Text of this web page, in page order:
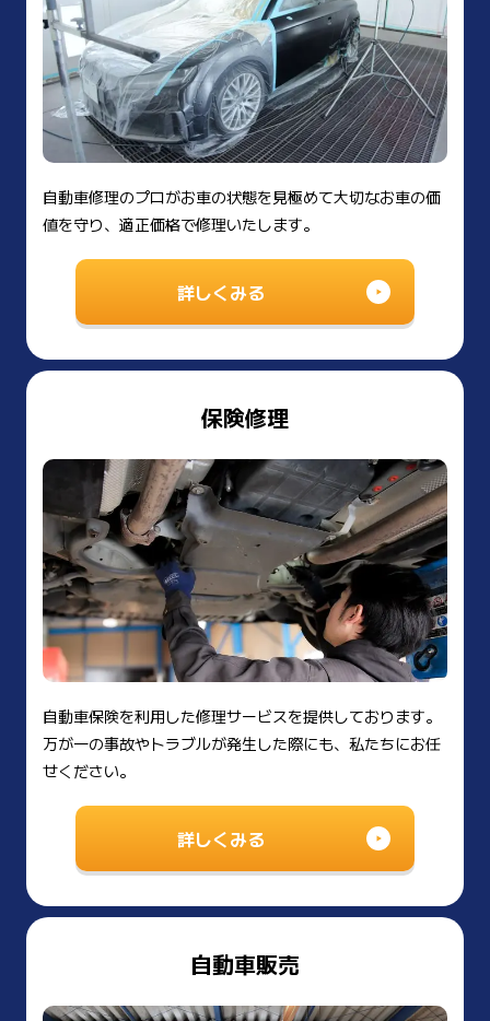
自動車修理のプロがお車の状態を見極めて大切なお車の価
値を守り、適正価格で修理いたします。
詳しくみる
保険修理
自動車保険を利用した修理サービスを提供しております。
万が一の事故やトラブルが発生した際にも、私たちにお任
せください。
詳しくみる
自動車販売